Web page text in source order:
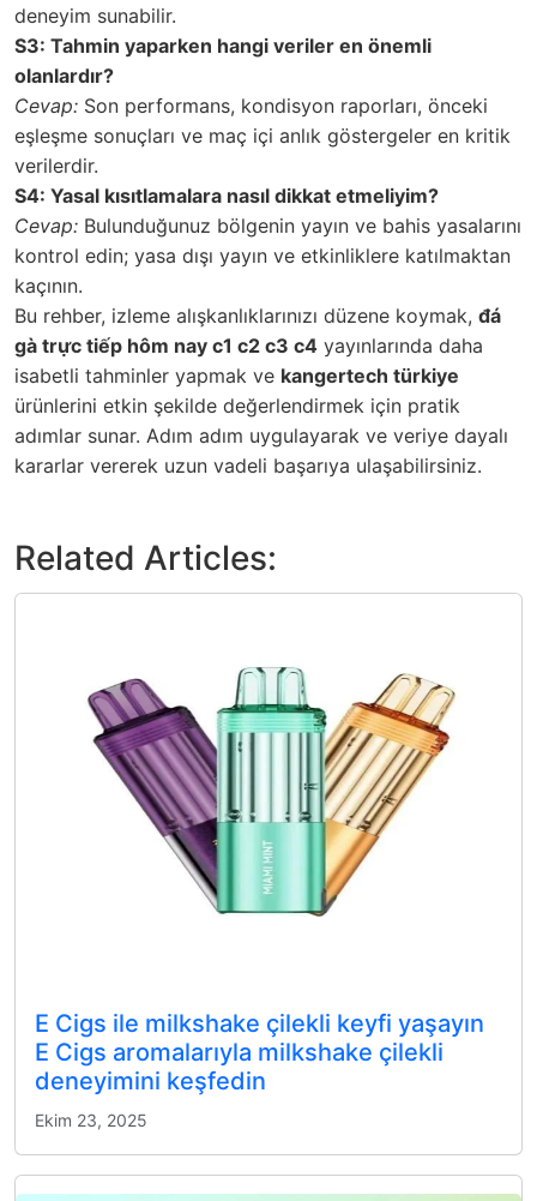
deneyim sunabilir.
S3: Tahmin yaparken hangi veriler en önemli
olanlardır?
Cevap: Son performans, kondisyon raporları, önceki
eşleşme sonuçları ve maç içi anlık göstergeler en kritik
verilerdir.
S4: Yasal kısıtlamalara nasıl dikkat etmeliyim?
Cevap: Bulunduğunuz bölgenin yayın ve bahis yasalarını
kontrol edin; yasa dışı yayın ve etkinliklere katılmaktan
kaçının.
Bu rehber, izleme alışkanlıklarınızı düzene koymak, đá
gà trực tiếp hôm nay c1 c2 c3 c4 yayınlarında daha
isabetli tahminler yapmak ve kangertech türkiye
ürünlerini etkin şekilde değerlendirmek için pratik
adımlar sunar. Adım adım uygulayarak ve veriye dayalı
kararlar vererek uzun vadeli başarıya ulaşabilirsiniz.
Related Articles:
E Cigs ile milkshake çilekli keyfi yaşayın
E Cigs aromalarıyla milkshake çilekli
deneyimini keşfedin
Ekim 23, 2025